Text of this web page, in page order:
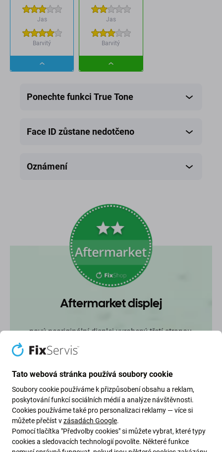
Jas
Barvitý
Dropdown
Jas
Barvitý
Dropdown
Ponechte funkci True Tone
Face ID zůstane nedotčeno
Oznámení
Aftermarket displej
nový neoriginální displej vyrobený třetí stranou,
nikoli přímo výrobcem zařízení
Oznámení
Po výměně displeje se na obrazovce objeví
zpráva „Důležitá zpráva nebo Neznámé díly“.
Tato webová stránka používá soubory cookie
Soubory cookie používáme k přizpůsobení obsahu a reklam,
poskytování funkcí sociálních médií a analýze návštěvnosti.
Cookies používáme také pro personalizaci reklamy — více si
můžete přečíst vzásadách Google.
Pomocí tlačítka "Předvolby cookies" si můžete vybrat, které typy
cookies a sledovacích technologií povolíte. Některé funkce